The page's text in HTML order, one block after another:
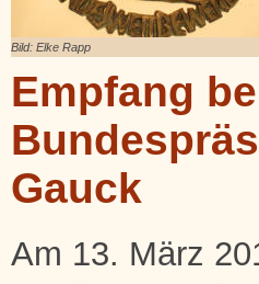
Bild: Elke Rapp
Empfang
Gauck
Am 13. März